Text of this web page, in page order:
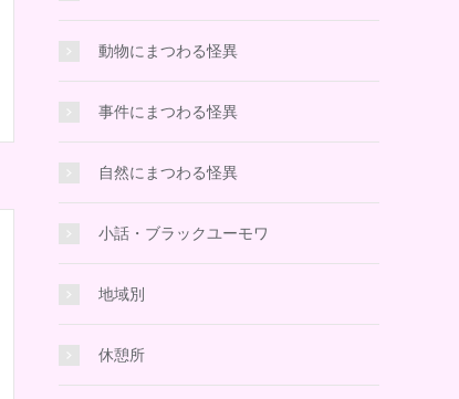
動物にまつわる怪異
事件にまつわる怪異
自然にまつわる怪異
小話・ブラックユーモワ
地域別
休憩所